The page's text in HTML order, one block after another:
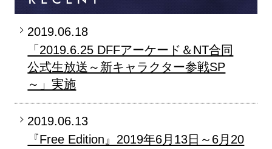
2019.06.18
「2019.6.25 DFFアーケード＆NT合同
公式生放送～新キャラクター参戦SP
～」実施
2019.06.13
『Free Edition』2019年6月13日～6月20